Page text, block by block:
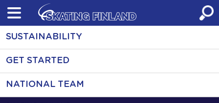
Skip
content
SUSTAINABILITY
GET STARTED
NATIONAL TEAM